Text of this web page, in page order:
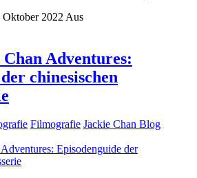
Oktober 2022 Aus
Adventures:
chinesischen
Filmografie Jackie Chan Blog